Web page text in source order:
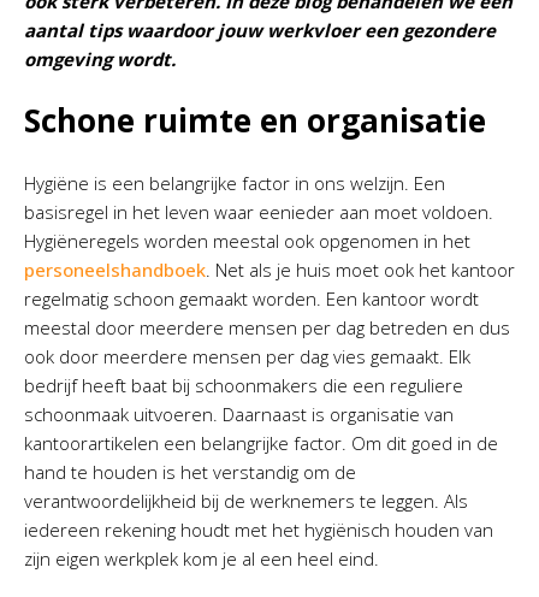
aantal tips waardoor jouw werkvloer een gezondere
omgeving wordt.
Schone ruimte en organisatie
Hygiëne is een belangrijke factor in ons welzijn. Een
basisregel in het leven waar eenieder aan moet voldoen.
Hygiëneregels worden meestal ook opgenomen in het
personeelshandboek. Net als je huis moet ook het kantoor
regelmatig schoon gemaakt worden. Een kantoor wordt
meestal door meerdere mensen per dag betreden en dus
ook door meerdere mensen per dag vies gemaakt. Elk
bedrijf heeft baat bij schoonmakers die een reguliere
schoonmaak uitvoeren. Daarnaast is organisatie van
kantoorartikelen een belangrijke factor. Om dit goed in de
hand te houden is het verstandig om de
verantwoordelijkheid bij de werknemers te leggen. Als
iedereen rekening houdt met het hygiënisch houden van
zijn eigen werkplek kom je al een heel eind.